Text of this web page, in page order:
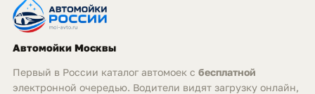
Автомойки Москвы
Первый в России каталог автомоек с бесплатной
электронной очередью. Водители видят загрузку онлайн,